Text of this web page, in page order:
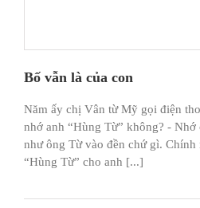
Bố vẫn là của con
Năm ấy chị Vân từ Mỹ gọi điện
nhớ anh “Hùng Từ” không? -
như ông Từ vào đền chứ gì. Chính
“Hùng Từ” cho anh [...]